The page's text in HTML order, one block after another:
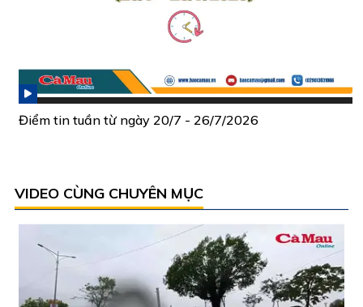
Điểm tin tuần từ ngày 20/7 - 26/7/2026
VIDEO CÙNG CHUYÊN MỤC